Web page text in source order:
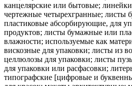
канцелярские или бытовые;
чертежные четырехгранные; листы
пластиковые абсорбирующие, для
продуктов; листы бумажные или
влажности; используемые как
вискозные для упаковки; листы из
целлюлозы для упаковки; листы
для упаковки или расфасовки;
типографские [цифровые и